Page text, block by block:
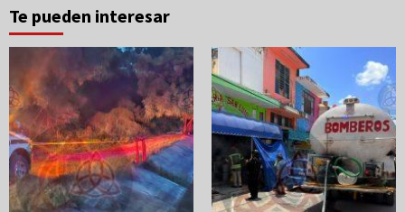
Te pueden interesar